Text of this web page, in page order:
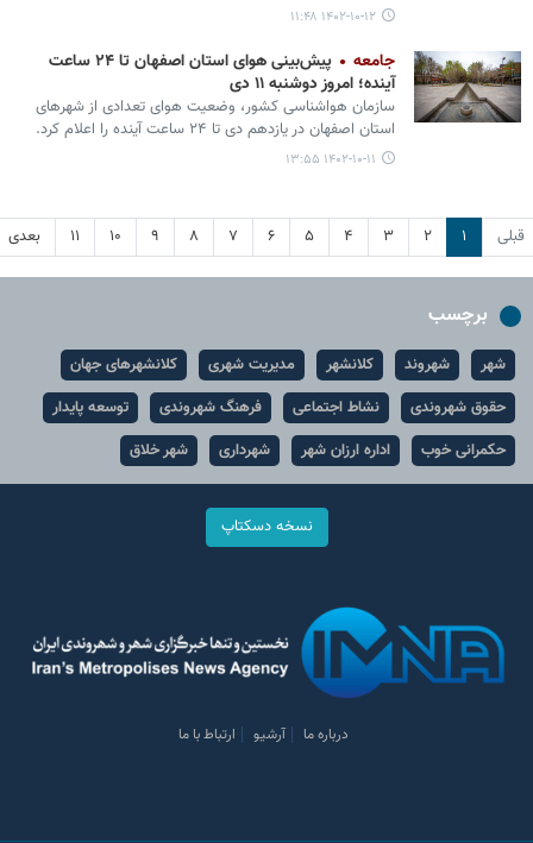
۱۴۰۲-۱۰-۱۲ ۱۱:۴۸
جامعه
پیش‌بینی هوای استان اصفهان تا ۲۴ ساعت
آینده؛ امروز دوشنبه ۱۱ دی
سازمان هواشناسی کشور، وضعیت هوای تعدادی از شهرهای
استان اصفهان در یازدهم دی تا ۲۴ ساعت آینده را اعلام کرد.‌
۱۴۰۲-۱۰-۱۱ ۱۳:۵۵
قبلی ۱ ۲ ۳ ۴ ۵ ۶ ۷ ۸ ۹ ۱۰ ۱۱ بعدی
برچسب
شهر شهروند کلانشهر مدیریت شهری
کلانشهرهای جهان
حقوق شهروندی
نشاط اجتماعی فرهنگ شهروندی
توسعه پایدار
حکمرانی خوب
اداره ارزان شهر شهرداری شهر خلاق
نسخه دسکتاپ
درباره ما آرشیو ارتباط با ما